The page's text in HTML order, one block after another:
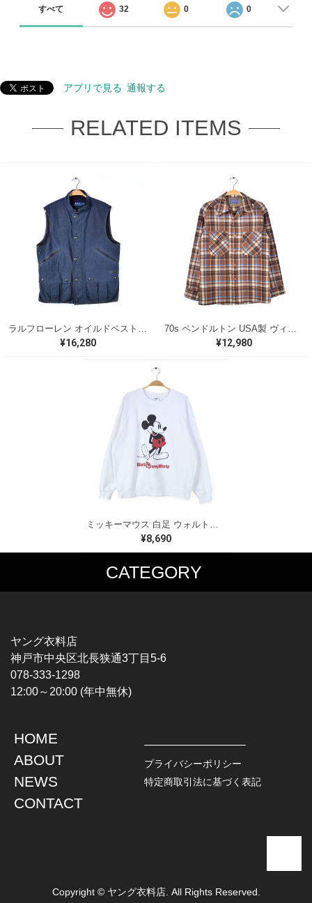
すべて 32 0 0
アプリで見る 通報する
RELATED ITEMS
¥16,280 ¥12,980
ミッキーマウス 白足 ウォルトディズニーオフィシャル スウェット ホワイト WALT DISNEY WORLD ウォルトディズニーオフィシャル サイズXL相当 古着 CF0995
¥8,690
CATEGORY
MUSIC TEE
HARDCORE / PUNK
PROGLESSIVE ROCK
POPS
SOUL / R&B
T-SHIRTS
CHAMPION
TOPS
L / S SHIRT
S / S SHIRT
HAWAIIAN SHIRT
JACKET
DENIM
LEATHER
ヤング衣料店
神戸市中央区北長狭通3丁目5-6
078-333-1298
12:00～20:00 (年中無休)
HOME
ABOUT
NEWS
CONTACT
プライバシーポリシー
特定商取引法に基づく表記
Copyright © ヤング衣料店. All Rights Reserved.